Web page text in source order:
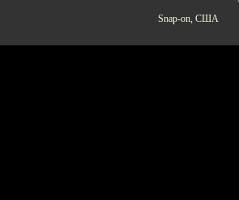
Snap-on, США